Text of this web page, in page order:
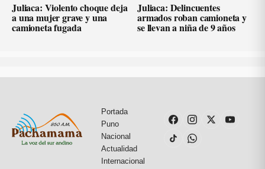
Juliaca: Violento choque deja
a una mujer grave y una
camioneta fugada
Juliaca: Delincuentes
armados roban camioneta y
se llevan a niña de 9 años
Portada
Puno
Nacional
Actualidad
Internacional